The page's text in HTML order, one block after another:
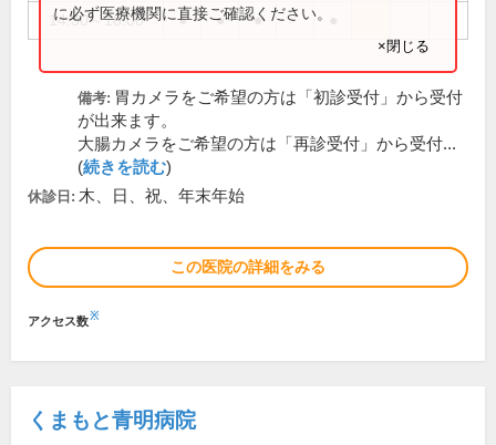
14:30～18:00 ● ● ●
に必ず医療機関に直接ご確認ください。
×閉じる
備考: 胃カメラをご希望の方は「初診受付」から受付
が出来ます。
大腸カメラをご希望の方は「再診受付」から受付...
(続きを読む)
休診日: 木、日、祝、年末年始
この医院の詳細をみる
アクセス数※
くまもと青明病院